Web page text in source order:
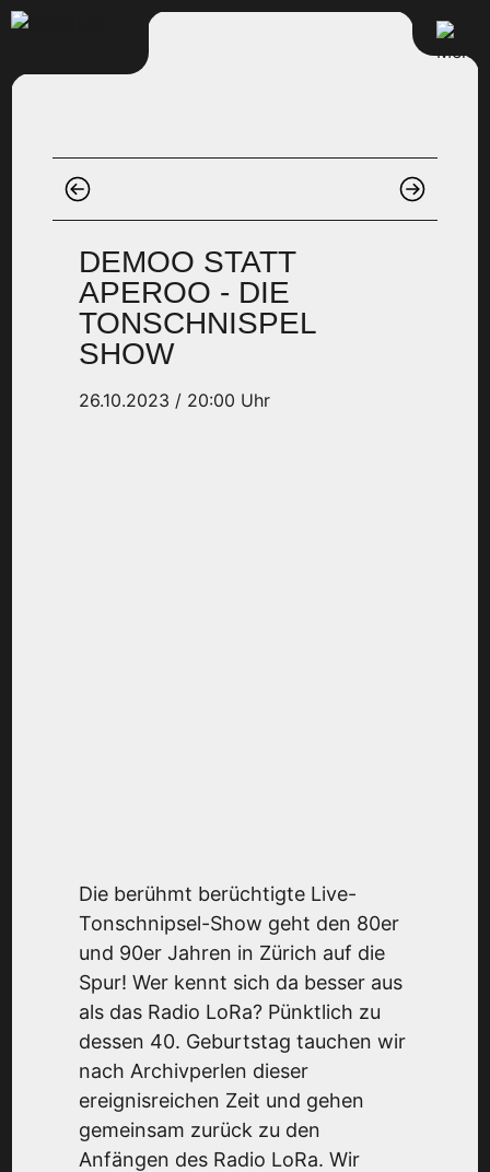
DEMOO STATT
APEROO - DIE
TONSCHNISPEL
SHOW
26.10.2023 / 20:00 Uhr
Die berühmt berüchtigte Live-
Tonschnipsel-Show geht den 80er
und 90er Jahren in Zürich auf die
Spur! Wer kennt sich da besser aus
als das Radio LoRa? Pünktlich zu
dessen 40. Geburtstag tauchen wir
nach Archivperlen dieser
ereignisreichen Zeit und gehen
gemeinsam zurück zu den
Anfängen des Radio LoRa. Wir